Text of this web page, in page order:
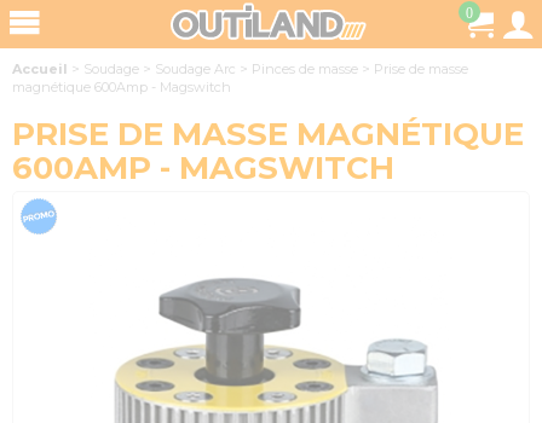
0
Accueil > Soudage > Soudage Arc > Pinces de masse > Prise de masse
magnétique 600Amp - Magswitch
PRISE DE MASSE MAGNÉTIQUE
600AMP - MAGSWITCH